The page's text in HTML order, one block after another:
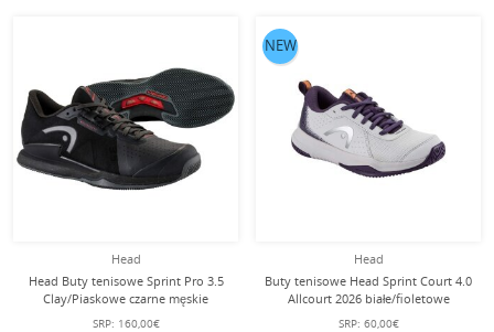
Head
Head Buty tenisowe Sprint Pro 3.5
Clay/Piaskowe czarne męskie
SRP: 160,00€
Head
Buty tenisowe Head Sprint Court 4.0
Allcourt 2026 białe/fioletowe
dziecięce
SRP: 60,00€
NEW